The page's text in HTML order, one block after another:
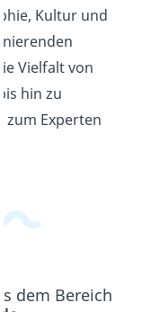
Kultur und
Vielfalt von
hin zu
zum Experten
dem Bereich